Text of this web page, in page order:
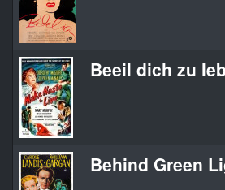
Beeil dich zu
Behind Green